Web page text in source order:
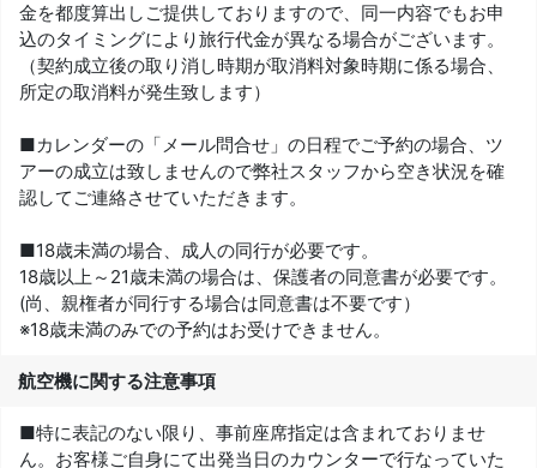
金を都度算出しご提供しておりますので、同一内容でもお申
込のタイミングにより旅行代金が異なる場合がございます。
（契約成立後の取り消し時期が取消料対象時期に係る場合、
所定の取消料が発生致します）
■カレンダーの「メール問合せ」の日程でご予約の場合、ツ
アーの成立は致しませんので弊社スタッフから空き状況を確
認してご連絡させていただきます。
■18歳未満の場合、成人の同行が必要です。
18歳以上～21歳未満の場合は、保護者の同意書が必要です。
(尚、親権者が同行する場合は同意書は不要です）
※18歳未満のみでの予約はお受けできません。
航空機に関する注意事項
■特に表記のない限り、事前座席指定は含まれておりませ
ん。お客様ご自身にて出発当日のカウンターで行なっていた